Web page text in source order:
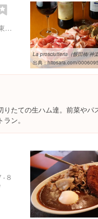
東京都新宿区神楽坂２丁目 東京都 新宿区神楽坂2-11-7 AY2ビル 1F
出典：hitosara.com/
たての生ハム達。前菜やパ
ン。
-８